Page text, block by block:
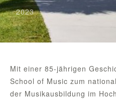
2023
Mit einer 85-jährigen
School of Music zum
der Musikausbildung im